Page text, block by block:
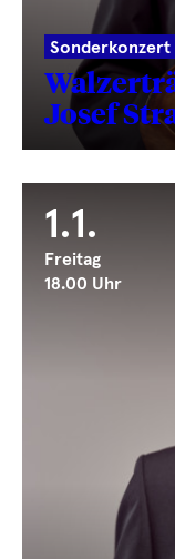
Sonderkonzert
Josef
1.1.
Freitag
18.00 Uhr